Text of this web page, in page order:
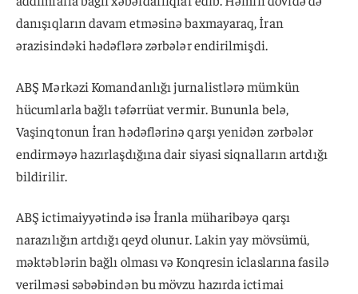
danışıqların davam etməsinə baxmayaraq, İran
ərazisindəki hədəflərə zərbələr endirilmişdi.
ABŞ Mərkəzi Komandanlığı jurnalistlərə mümkün
hücumlarla bağlı təfərrüat vermir. Bununla belə,
Vaşinqtonun İran hədəflərinə qarşı yenidən zərbələr
endirməyə hazırlaşdığına dair siyasi siqnalların artdığı
bildirilir.
ABŞ ictimaiyyətində isə İranla müharibəyə qarşı
narazılığın artdığı qeyd olunur. Lakin yay mövsümü,
məktəblərin bağlı olması və Konqresin iclaslarına fasilə
verilməsi səbəbindən bu mövzu hazırda ictimai